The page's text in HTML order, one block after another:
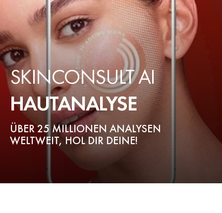
SKINCONSULT AI
HAUTANALYSE
ÜBER 25 MILLIONEN ANALYSEN
WELTWEIT, HOL DIR DEINE!